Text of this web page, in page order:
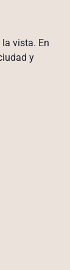
vista. En
y